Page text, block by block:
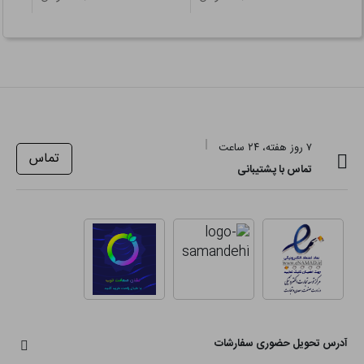
۷ روز هفته، ۲۴ ساعت
تماس با پشتیبانی
تماس
آدرس تحویل حضوری سفارشات